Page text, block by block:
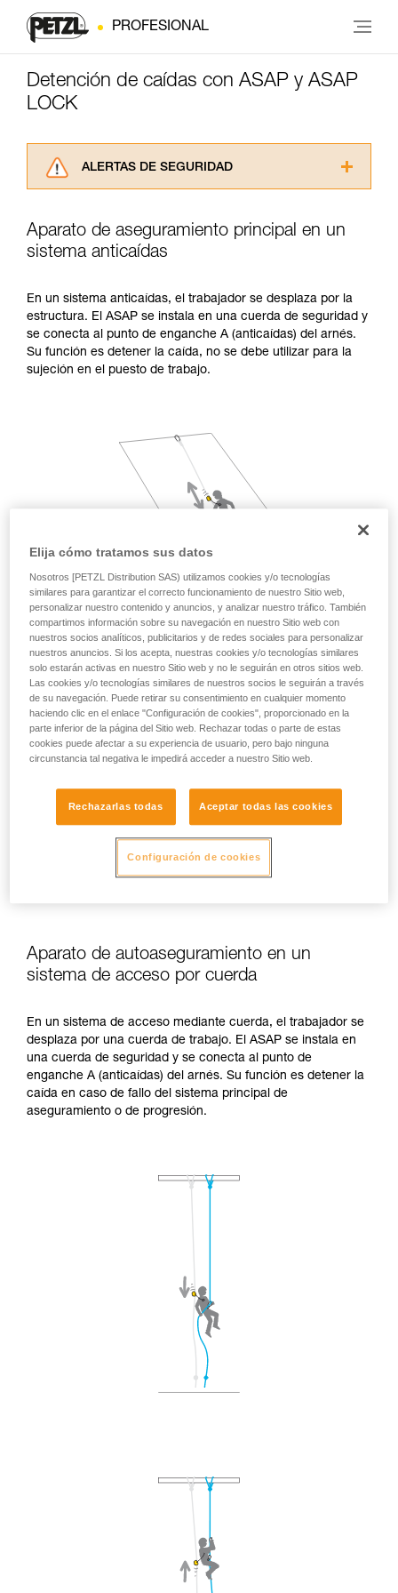
PROFESIONAL
Detención de caídas con ASAP y ASAP
LOCK
ALERTAS DE SEGURIDAD
consultarlo. Usted debe comprender la
información de la ficha técnica para poder
y un entrenamiento específico. Confirme a
través de un profesional su capacidad para
ejecutar estas técnicas, solo y con total
seguridad, antes de ejecutarlas de forma
autónoma.
Aparato de aseguramiento principal en un
sistema anticaídas
En un sistema anticaídas, el trabajador se desplaza por la
estructura. El ASAP se instala en una cuerda de seguridad y
se conecta al punto de enganche A (anticaídas) del arnés.
Su función es detener la caída, no se debe utilizar para la
sujeción en el puesto de trabajo.
Aparato de autoaseguramiento en un
sistema de acceso por cuerda
En un sistema de acceso mediante cuerda, el trabajador se
desplaza por una cuerda de trabajo. El ASAP se instala en
una cuerda de seguridad y se conecta al punto de
enganche A (anticaídas) del arnés. Su función es detener la
caída en caso de fallo del sistema principal de
aseguramiento o de progresión.
Elija cómo tratamos sus datos
Nosotros [PETZL Distribution SAS) utilizamos cookies y/o tecnologías
similares para garantizar el correcto funcionamiento de nuestro Sitio web,
personalizar nuestro contenido y anuncios, y analizar nuestro tráfico. También
compartimos información sobre su navegación en nuestro Sitio web con
nuestros socios analíticos, publicitarios y de redes sociales para personalizar
nuestros anuncios. Si los acepta, nuestras cookies y/o tecnologías similares
solo estarán activas en nuestro Sitio web y no le seguirán en otros sitios web.
Las cookies y/o tecnologías similares de nuestros socios le seguirán a través
de su navegación. Puede retirar su consentimiento en cualquier momento
haciendo clic en el enlace "Configuración de cookies", proporcionado en la
parte inferior de la página del Sitio web. Rechazar todas o parte de estas
cookies puede afectar a su experiencia de usuario, pero bajo ninguna
circunstancia tal negativa le impedirá acceder a nuestro Sitio web.
Rechazarlas todas Aceptar todas las cookies
Configuración de cookies